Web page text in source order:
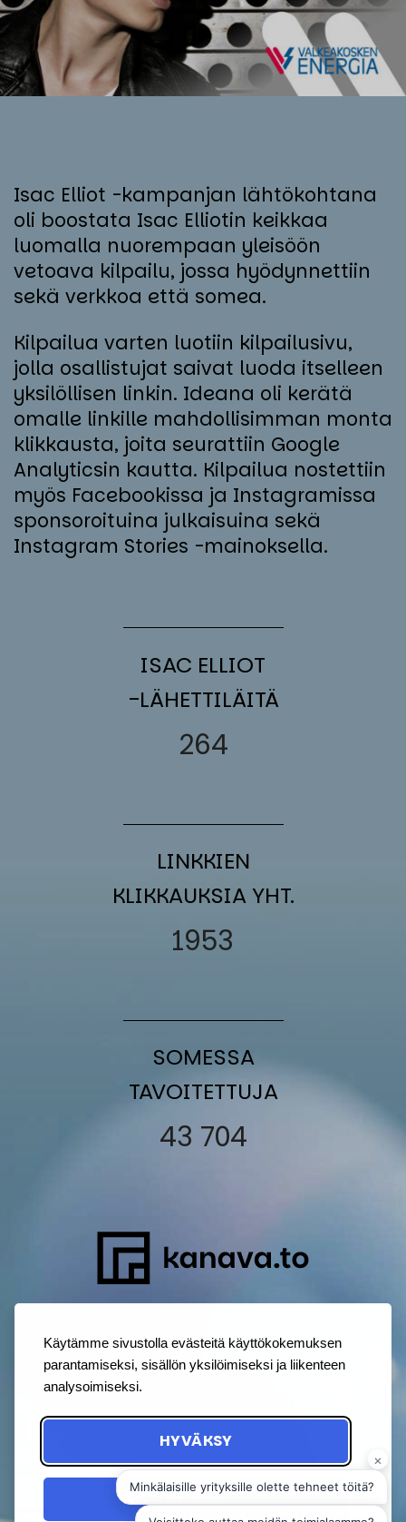
Käytämme sivustolla evästeitä käyttökokemuksen
parantamiseksi, sisällön yksilöimiseksi ja liikenteen
analysoimiseksi.
HYVÄKSY
HYLKÄÄ
Isac Elliot -kampanjan lähtökohtana
oli boostata Isac Elliotin keikkaa
luomalla nuorempaan yleisöön
vetoava kilpailu, jossa hyödynnettiin
sekä verkkoa että somea.
Kilpailua varten luotiin kilpailusivu,
jolla osallistujat saivat luoda itselleen
yksilöllisen linkin. Ideana oli kerätä
omalle linkille mahdollisimman monta
klikkausta, joita seurattiin Google
Analyticsin kautta. Kilpailua nostettiin
myös Facebookissa ja Instagramissa
sponsoroituina julkaisuina sekä
Instagram Stories -mainoksella.
ISAC EL­LIOT
-LÄ­HET­TI­LÄI­TÄ
264
LINK­KIEN
KLIK­KAUK­SIA YHT.
1953
SO­MES­SA
TA­VOI­TET­TU­JA
43 704